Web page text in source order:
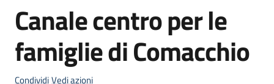
Servizi
Centri
Salta al contenuto
Canale centro per le
famiglie di Comacchio
CondividiVedi azioni